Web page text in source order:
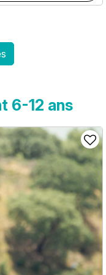
6-12 ans